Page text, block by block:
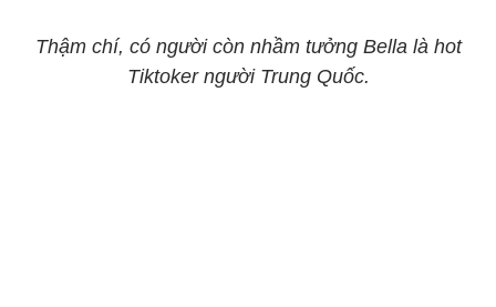
Thậm chí, có người còn nhầm tưởng Bella là hot
Tiktoker người Trung Quốc.